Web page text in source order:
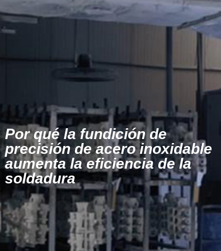
Por qué la fundición de
precisión de acero inoxidable
aumenta la eficiencia de la
soldadura